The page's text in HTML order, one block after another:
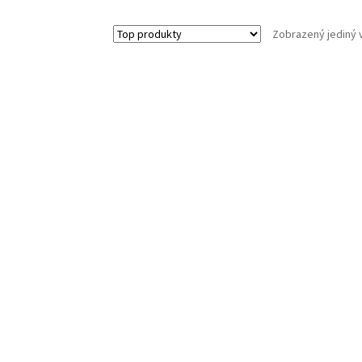
Zobrazený jediný